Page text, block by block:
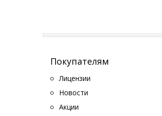
Покупателям
Лицензии
Новости
Акции